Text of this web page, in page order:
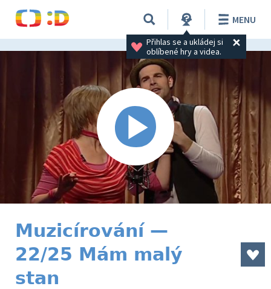
Přihlas se a ukládej si
oblíbené hry a videa.
MENU
Muzicírování —
22/25 Mám malý
stan